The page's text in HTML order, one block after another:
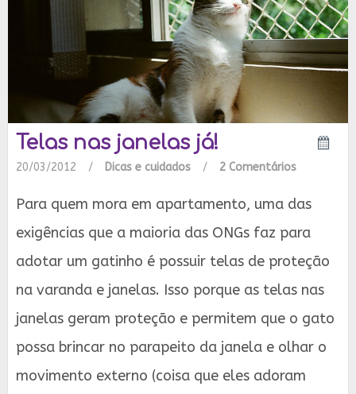
Telas nas janelas já!
20/03/2012 / Dicas e cuidados / 2 Comentários
Para quem mora em apartamento, uma das
exigências que a maioria das ONGs faz para
adotar um gatinho é possuir telas de proteção
na varanda e janelas. Isso porque as telas nas
janelas geram proteção e permitem que o gato
possa brincar no parapeito da janela e olhar o
movimento externo (coisa que eles adoram